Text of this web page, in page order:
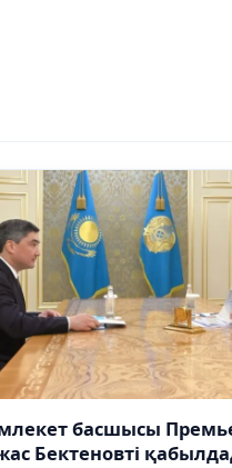
басшысы
Бектеновті